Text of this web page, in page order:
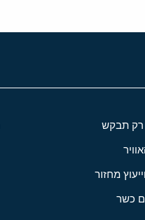
רק תבקש
מחזור
כשר